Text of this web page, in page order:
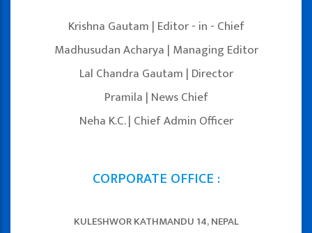
Krishna Gautam | Editor - in - Chief
Madhusudan Acharya | Managing Editor
Lal Chandra Gautam | Director
Pramila | News Chief
Neha K.C. | Chief Admin Officer
CORPORATE OFFICE :
KULESHWOR KATHMANDU 14, NEPAL